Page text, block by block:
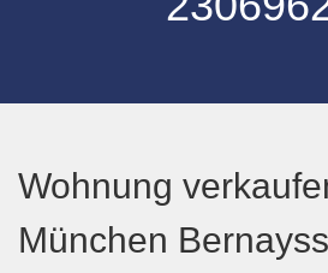
Wohnung
München